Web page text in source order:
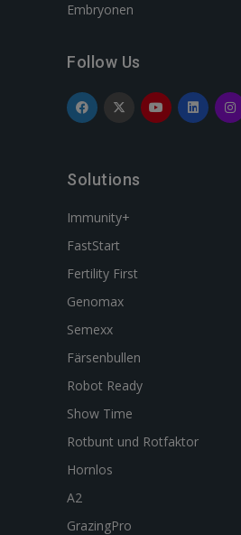
Embryonen
Follow Us
Solutions
Immunity+
FastStart
Fertility First
Genomax
Semexx
Färsenbullen
Robot Ready
Show Time
Rotbunt und Rotfaktor
Hornlos
A2
GrazingPro